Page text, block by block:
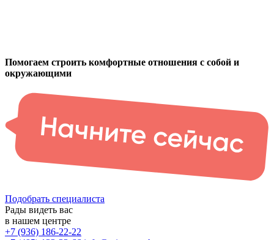
Помогаем строить комфортные отношения с собой и
окружающими
Подобрать специалиста
Рады видеть вас
в нашем центре
+7 (936) 186-22-22